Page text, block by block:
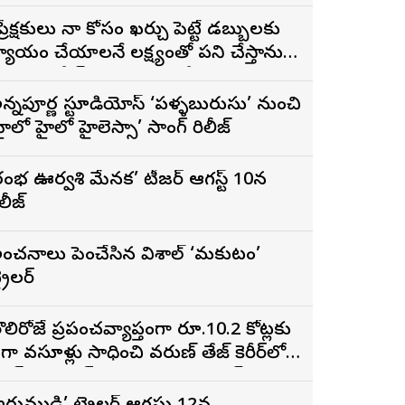
నా కోసం ఖర్చు పెట్టే డబ్బులకు
చేయాలనే లక్ష్యంతో పని చేస్తాను”
స్టూడియోస్ ‘పళ్ళబురుసు’ నుంచి
హైలో హైలెస్సా’ సాంగ్ రిలీజ్
ఊర్వశి మేనక’ టీజర్ ఆగస్ట్ 10న
పెంచేసిన విశాల్ ‘మకుటం’
ప్రపంచవ్యాప్తంగా రూ.10.2 కోట్లకు
వసూళ్లు సాధించి వరుణ్ తేజ్ కెరీర్‌లోనే